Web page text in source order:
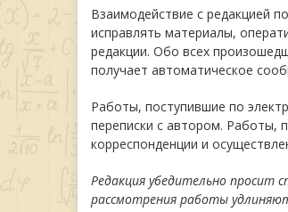
Взаимодействие с редакцией
исправлять материалы,
редакции. Обо всех
получает автоматическое
Работы, поступившие по
переписки с автором. Работы,
корреспонденции и
Редакция убедительно просит
рассмотрения работы